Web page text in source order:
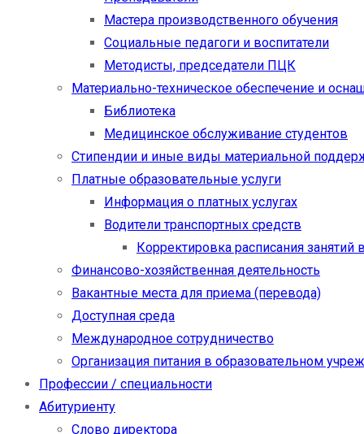
Мастера производственного обучения
Социальные педагоги и воспитатели​
Методисты, председатели ПЦК
Материально-техническое обеспечение и
Библиотека
Медицинское обслуживание студентов
Стипендии и иные виды материальной
Платные образовательные услуги
Информация о платных услугах
Водители транспортных средств
Корректировка расписания занятий
Финансово-хозяйственная деятельность
Вакантные места для приема (перевода)
Доступная среда
Международное сотрудничество
Организация питания в образовательном
Профессии / специальности
Абитуриенту
Слово директора